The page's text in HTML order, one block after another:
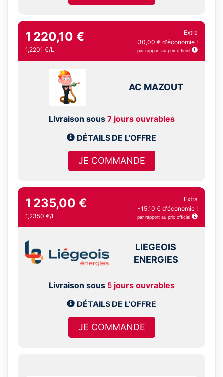
1 220,10 €
1,2201 €/L
Extra
-30,00 € d'économie !
par rapport au prix officiel
AC MAZOUT
Livraison sous 7 jours ouvrables
DÉTAILS DE L'OFFRE
JE COMMANDE
1 235,00 €
1,2350 €/L
Extra
-15,10 € d'économie !
par rapport au prix officiel
LIEGEOIS
ENERGIES
Livraison sous 5 jours ouvrables
DÉTAILS DE L'OFFRE
JE COMMANDE